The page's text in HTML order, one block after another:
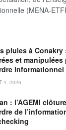
(MENA-
pluies à
et manipulées
4, 2026
: l’AGEMI
de